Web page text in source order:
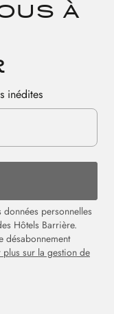
à
inédites
personnelles
Hôtels Barrière.
désabonnement
plus sur la gestion de